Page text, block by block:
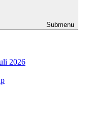
Submenu
2026